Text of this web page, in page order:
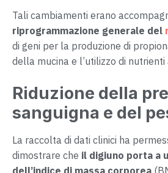
Tali cambiamenti erano
riprogrammazione generale del
di geni per la produzione di
della mucina e l’utilizzo di
Riduzione della
sanguigna e del
La raccolta di dati clinici ha
dimostrare che il digiuno porta a